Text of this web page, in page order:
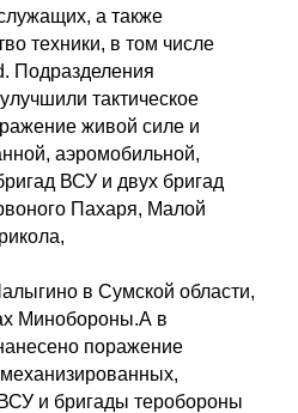
а также
техники, в том числе
Подразделения
тактическое
живой силе и
аэромобильной,
ВСУ и двух бригад
Пахаря, Малой
в Сумской области,
Минобороны.А в
поражение
и бригады теробороны